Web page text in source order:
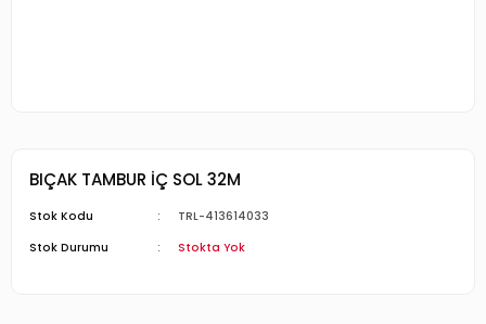
BIÇAK TAMBUR İÇ SOL 32M
Stok Kodu
TRL-413614033
Stok Durumu
Stokta Yok